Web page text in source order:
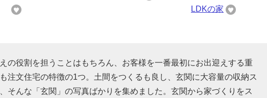
LDKの家
の役割を担うことはもちろん、お客様を一番最初にお出迎えする重
注文住宅の特徴の1つ。土間をつくるも良し、玄関に大容量の収納ス
そんな「玄関」の写真ばかりを集めました。玄関から家づくりをス